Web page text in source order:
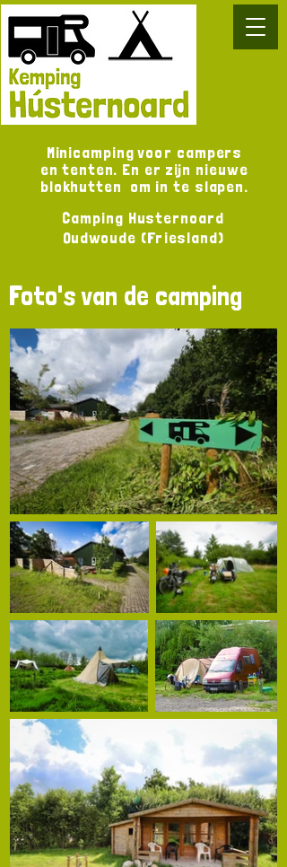
Minicamping voor campers
en tenten. En er zijn nieuwe
blokhutten om in te slapen.
Camping Husternoard
Oudwoude (Friesland)
Foto's van de camping